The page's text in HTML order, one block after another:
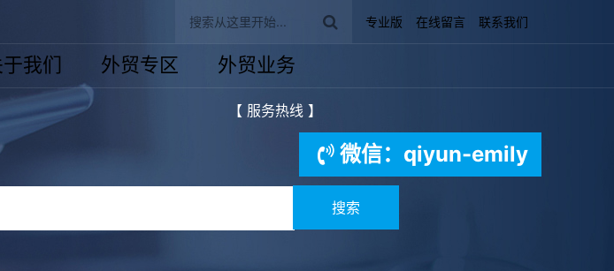
专业版 在线留言 联系我们
我们 外贸专区
外贸业务
【 服务热线 】
微信：qiyun-emily
搜索